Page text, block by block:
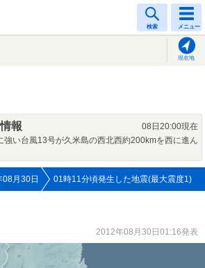
検索 メニュー
現在地
報
08日20:00現在
強い台風13号が久米島の西北西約200kmを西に進ん
月30日 01時11分頃発生した地震(最大震度1)
2012年08月30日01:16発表